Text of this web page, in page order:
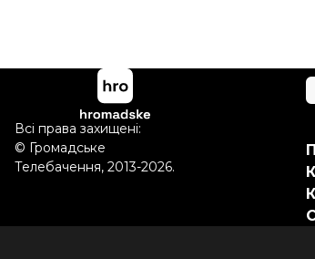
Всі права захищені:
© Громадське
Телебачення, 2013-2026.